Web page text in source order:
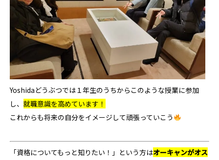
Yoshidaどうぶつでは１年生のうちからこのような授業に参加
し、 就職意識を高めています！
これからも将来の自分をイメージして頑張っていこう
「資格についてもっと知りたい！」という方はオーキャンがオス